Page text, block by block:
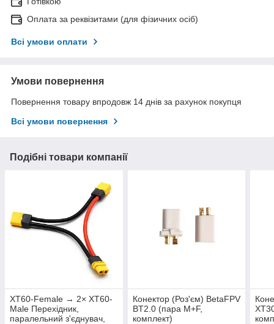
Оплата за реквізитами (для фізичних осіб)
Всі умови оплати
Умови повернення
Повернення товару впродовж 14 днів за рахунок покупця
Всі умови повернення
Подібні товари компанії
XT60-Female → 2× XT60-
Male Перехідник,
паралельний з'єднувач,
Конектор (Роз'єм) BetaFPV
BT2.0 (пара M+F,
комплект)